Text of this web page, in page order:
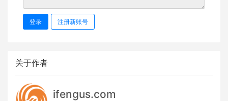
登录 注册新账号
关于作者
ifengus.com